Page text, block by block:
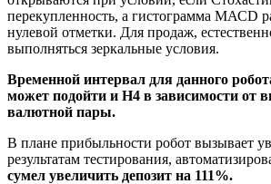
перекупленность, а гистограмма МАСD
нулевой отметки. Для продаж,
выполняться зеркальные условия.
Временной интервал для данного
может подойти и Н4 в зависимости от
валютной пары.
В плане прибыльности робот вызывает
результатам тестирования,
сумел увеличить депозит на 111%.